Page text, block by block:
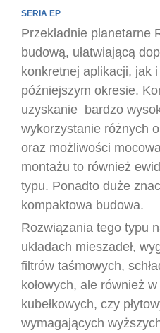
SERIA EP
Przekładnie planetarne
budową, ułatwiającą
konkretnej aplikacji, jak
późniejszym okresie.
uzyskanie bardzo
wykorzystanie różnych
oraz możliwości
montażu to również
typu. Ponadto duże
kompaktowa budowa.
Rozwiązania tego typu
układach mieszadeł,
filtrów taśmowych,
kołowych, ale również
kubełkowych, czy
wymagających